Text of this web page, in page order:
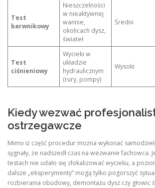
Test
barwnikowy
Nieszczelności
w nieaktywnej
wannie,
okolicach dysz,
świateł
Średni
Test
ciśnieniowy
Wycieki w
układzie
hydraulicznym
(rury, pompy)
Wysoki
Kiedy wezwać
ostrzegawcze
Mimo iż część procedur można wykonać
sygnały, że nadszedł czas na wezwanie fachowca.
testach nie udało się zlokalizować wycieku, a
dalsze „eksperymenty” mogą tylko pogorszyć
rozbierania obudowy, demontażu dysz czy głowic